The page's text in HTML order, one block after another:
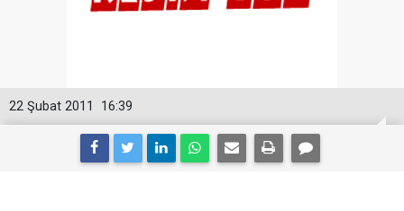
16:39
22 Şubat 2011